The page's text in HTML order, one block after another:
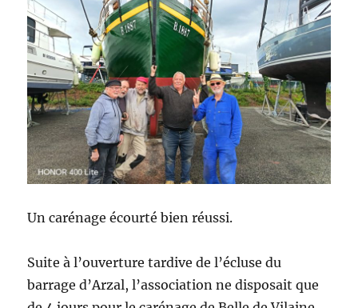
Un carénage écourté bien réussi.
Suite à l’ouverture tardive de l’écluse du
barrage d’Arzal, l’association ne disposait que